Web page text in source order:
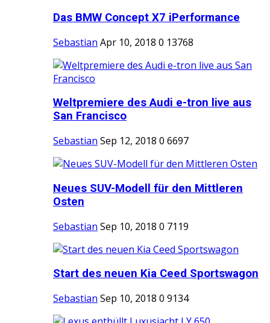
Das BMW Concept X7 iPerformance
Sebastian Apr 10, 2018 0 13768
Weltpremiere des Audi e-tron live aus
San Francisco
Sebastian Sep 12, 2018 0 6697
Neues SUV-Modell für den Mittleren
Osten
Sebastian Sep 10, 2018 0 7119
Start des neuen Kia Ceed Sportswagon
Sebastian Sep 10, 2018 0 9134